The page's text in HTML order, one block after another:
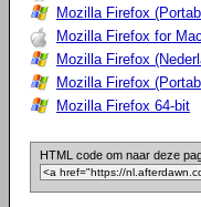
Mozilla Firefox
Mozilla Firefox for
Mozilla Firefox
Mozilla Firefox
Mozilla Firefox 64-bit
HTML code om naar deze